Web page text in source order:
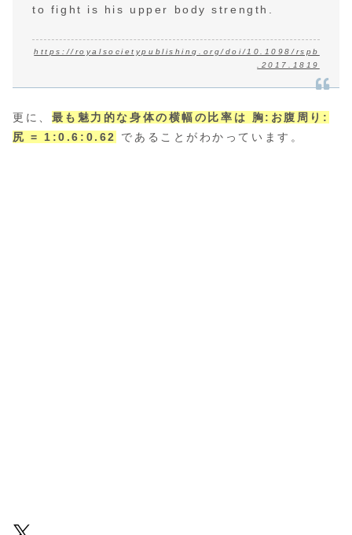
to fight is his upper body strength.
https://royalsocietypublishing.org/doi/10.1098/rspb
.2017.1819
更に、 最も魅力的な身体の横幅の比率は 胸:お腹周り:
尻 = 1:0.6:0.62
であることがわかっています。